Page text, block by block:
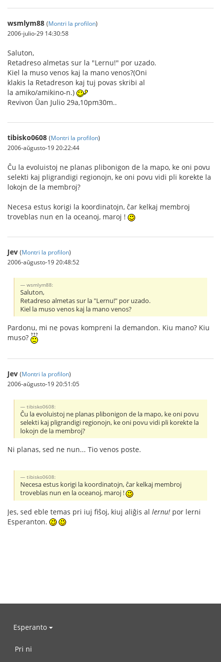
wsmlym88 (Montri la profilon)
2006-julio-29 14:30:58
Saluton,
Retadreso almetas sur la "Lernu!" por uzado.
Kiel la muso venos kaj la mano venos?(Oni
klakis la Retadreson kaj tuj povas skribi al
la amiko/amikino-n.)
Revivon Ŭan Julio 29a,10pm30m..
tibisko0608 (Montri la profilon)
2006-aŭgusto-19 20:22:44
Ĉu la evoluistoj ne planas plibonigon de la mapo, ke oni povu
selekti kaj pligrandigi regionojn, ke oni povu vidi pli korekte la
lokojn de la membroj?
Necesa estus korigi la koordinatojn, ĉar kelkaj membroj
troveblas nun en la oceanoj, maroj !
Jev (Montri la profilon)
2006-aŭgusto-19 20:48:52
wsmlym88:
Saluton,
Retadreso almetas sur la "Lernu!" por uzado.
Kiel la muso venos kaj la mano venos?
Pardonu, mi ne povas kompreni la demandon. Kiu mano? Kiu
muso?
Jev (Montri la profilon)
2006-aŭgusto-19 20:51:05
tibisko0608:
Ĉu la evoluistoj ne planas plibonigon de la mapo, ke oni povu
selekti kaj pligrandigi regionojn, ke oni povu vidi pli korekte la
lokojn de la membroj?
Ni planas, sed ne nun... Tio venos poste.
tibisko0608:
Necesa estus korigi la koordinatojn, ĉar kelkaj membroj
troveblas nun en la oceanoj, maroj !
Jes, sed eble temas pri iuj fiŝoj, kiuj aliĝis al lernu! por lerni
Esperanton.
Esperanto
Pri ni